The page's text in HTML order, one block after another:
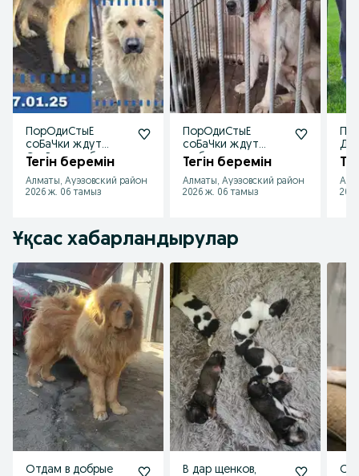
ПорОдиСтыЕ
соБаЧки ждут
СтаРых или более
ответственных
новых хозяев
Тегін беремін
Алматы, Ауэзовский район
2026 ж. 06 тамыз
ПорОдиСтыЕ
соБаЧки ждут
любящих хозяев в
Тегін беремін
Алматы, Ауэзовский район
2026 ж. 06 тамыз
и
Ұқсас хабарландырулар
Отдам в добрые В дар щенков,